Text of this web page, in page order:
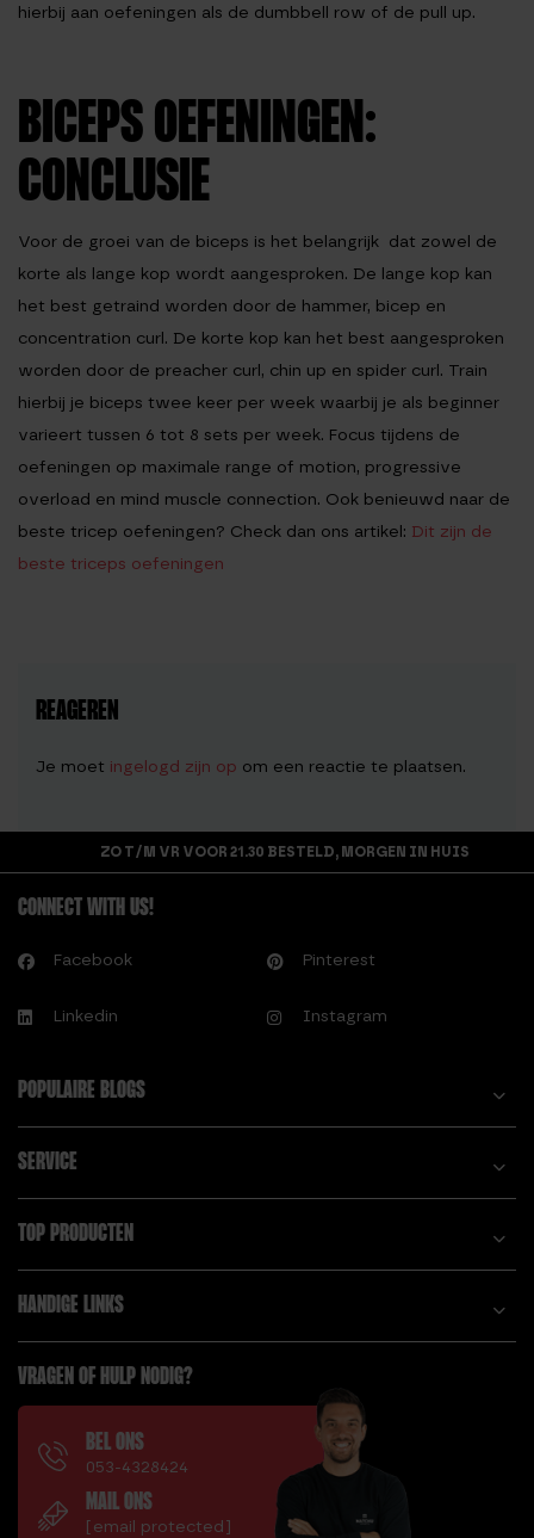
hierbij aan oefeningen als de dumbbell row of de pull up.
BICEPS OEFENINGEN:
CONCLUSIE
Voor de groei van de biceps is het belangrijk dat zowel de
korte als lange kop wordt aangesproken. De lange kop kan
het best getraind worden door de hammer, bicep en
concentration curl. De korte kop kan het best aangesproken
worden door de preacher curl, chin up en spider curl. Train
hierbij je biceps twee keer per week waarbij je als beginner
varieert tussen 6 tot 8 sets per week. Focus tijdens de
oefeningen op maximale range of motion, progressive
overload en mind muscle connection. Ook benieuwd naar de
beste tricep oefeningen? Check dan ons artikel: Dit zijn de
beste triceps oefeningen
REAGEREN
Je moet ingelogd zijn op om een reactie te plaatsen.
ZO T/M VR VOOR 21.30 BESTELD, MORGEN IN HUIS
CONNECT WITH US!
Facebook Pinterest
Linkedin Instagram
POPULAIRE BLOGS
SERVICE
TOP PRODUCTEN
HANDIGE LINKS
VRAGEN OF HULP NODIG?
BEL ONS
053-4328424
MAIL ONS
[email protected]